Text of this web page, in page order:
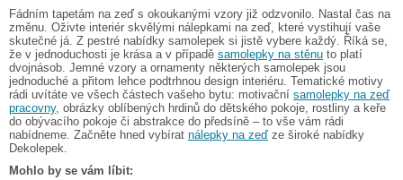
Fádním tapetám na zeď s okoukanými vzory již odzvonilo. Nastal čas na
změnu. Oživte interiér skvělými nálepkami na zeď, které vystihují vaše
skutečné já. Z pestré nabídky samolepek si jistě vybere každý. Říká se,
že v jednoduchosti je krása a v případě samolepky na stěnu to platí
dvojnásob. Jemné vzory a ornamenty některých samolepek jsou
jednoduché a přitom lehce podtrhnou design interiéru. Tematické motivy
rádi uvítáte ve všech částech vašeho bytu: motivační samolepky na zeď
pracovny, obrázky oblíbených hrdinů do dětského pokoje, rostliny a keře
do obývacího pokoje či abstrakce do předsíně – to vše vám rádi
nabídneme. Začněte hned vybírat nálepky na zeďze široké nabídky
Dekolepek.
Mohlo by se vám líbit: